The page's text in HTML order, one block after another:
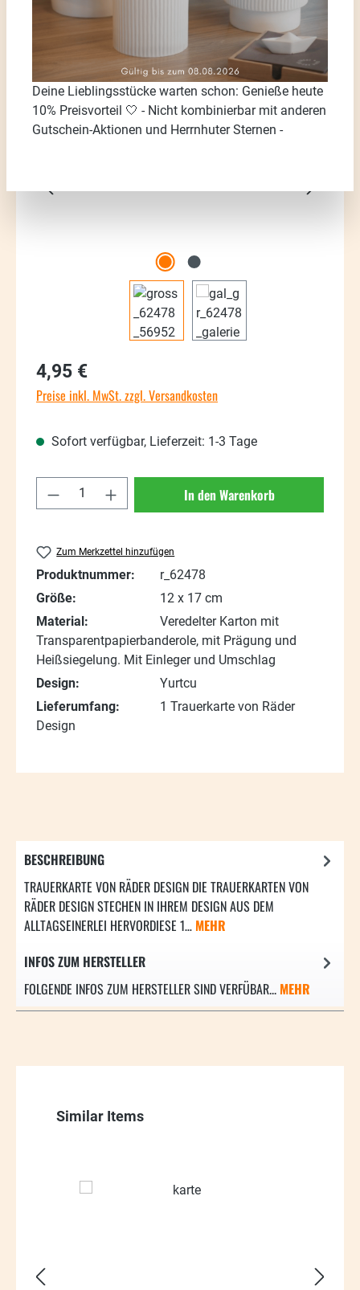
Bildergalerie überspringen
Regulärer Preis:
4,95 €
Preise inkl. MwSt. zzgl. Versandkosten
Sofort verfügbar, Lieferzeit: 1-3 Tage
Produkt Anzahl: Gib den gewünschten
In den Warenkorb
Zum Merkzettel hinzufügen
Produktnummer:
r_62478
Größe:
12 x 17 cm
Material:
Veredelter Karton mit
Transparentpapierbanderole, mit Prägung und
Heißsiegelung. Mit Einleger und Umschlag
Design:
Yurtcu
Lieferumfang:
1 Trauerkarte von Räder
Design
BESCHREIBUNG
TRAUERKARTE VON RÄDER DESIGN DIE TRAUERKARTEN VON
RÄDER DESIGN STECHEN IN IHREM DESIGN AUS DEM
ALLTAGSEINERLEI HERVORDIESE 1… MEHR
INFOS ZUM HERSTELLER
FOLGENDE INFOS ZUM HERSTELLER SIND VERFÜBAR... MEHR
Produktgalerie überspringen
Similar Items
Deine Lieblingsstücke warten schon: Genieße heute
10% Preisvorteil 🤍 - Nicht kombinierbar mit anderen
Gutschein-Aktionen und Herrnhuter Sternen -